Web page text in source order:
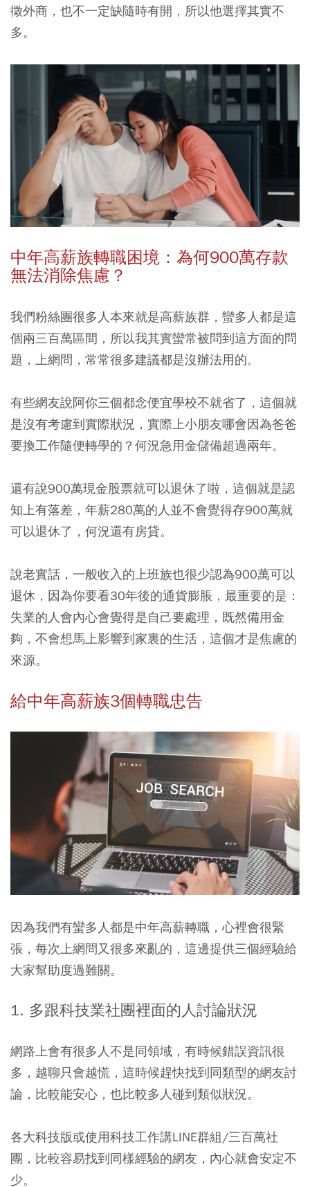
徵外商，也不一定缺隨時有開，所以他選擇其實不
多。
中年高薪族轉職困境：為何900萬存款
無法消除焦慮？
我們粉絲團很多人本來就是高薪族群，蠻多人都是這
個兩三百萬區間，所以我其實蠻常被問到這方面的問
題，上網問，常常很多建議都是沒辦法用的。
有些網友說阿你三個都念便宜學校不就省了，這個就
是沒有考慮到實際狀況，實際上小朋友哪會因為爸爸
要換工作隨便轉學的？何況急用金儲備超過兩年。
還有說900萬現金股票就可以退休了啦，這個就是認
知上有落差，年薪280萬的人並不會覺得存900萬就
可以退休了，何況還有房貸。
說老實話，一般收入的上班族也很少認為900萬可以
退休，因為你要看30年後的通貨膨脹，最重要的是：
失業的人會內心會覺得是自己要處理，既然備用金
夠，不會想馬上影響到家裏的生活，這個才是焦慮的
來源。
給中年高薪族3個轉職忠告
因為我們有蠻多人都是中年高薪轉職，心裡會很緊
張，每次上網問又很多來亂的，這邊提供三個經驗給
大家幫助度過難關。
1. 多跟科技業社團裡面的人討論狀況
網路上會有很多人不是同領域，有時候錯誤資訊很
多，越聊只會越慌，這時候趕快找到同類型的網友討
論，比較能安心，也比較多人碰到類似狀況。
各大科技版或使用科技工作講LINE群組/三百萬社
團，比較容易找到同樣經驗的網友，內心就會安定不
少。